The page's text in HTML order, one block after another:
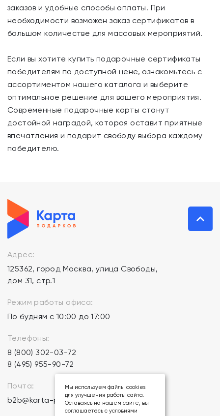
заказов и удобные способы оплаты. При
необходимости возможен заказ сертификатов в
большом количестве для массовых мероприятий.
Если вы хотите купить подарочные сертификаты
победителям по доступной цене, ознакомьтесь с
ассортиментом нашего каталога и выберите
оптимальное решение для вашего мероприятия.
Современные подарочные карты станут
достойной наградой, которая оставит приятные
впечатления и подарит свободу выбора каждому
победителю.
Адрес:
125362, город Москва, улица Свободы,
дом 31, стр.1
Режим работы офиса:
По будням с 10:00 до 17:00
Телефоны:
8 (800) 302-03-72
8 (495) 955-90-72
Почта:
b2b@karta-podarkov.ru
Мы используем файлы cookies
для улучшения работы сайта.
Оставаясь на нашем сайте, вы
соглашаетесь с условиями